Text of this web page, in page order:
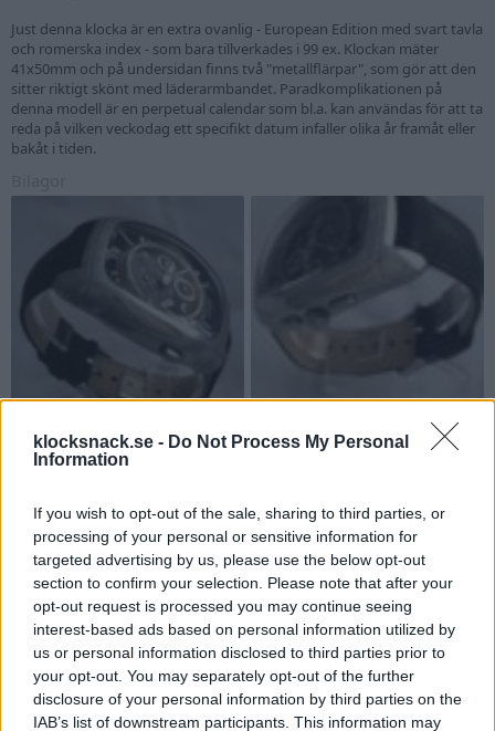
klocksnack.se - Do Not Process My Personal
Information
If you wish to opt-out of the sale, sharing to third parties, or
processing of your personal or sensitive information for
targeted advertising by us, please use the below opt-out
section to confirm your selection. Please note that after your
opt-out request is processed you may continue seeing
interest-based ads based on personal information utilized by
us or personal information disclosed to third parties prior to
your opt-out. You may separately opt-out of the further
disclosure of your personal information by third parties on the
IAB’s list of downstream participants. This information may
Just denna klocka är en extra ovanlig - European Edition med svart tavla
och romerska index - som bara tillverkades i 99 ex. Klockan mäter
41x50mm och på undersidan finns två "metallflärpar", som gör att den
sitter riktigt skönt med läderarmbandet. Paradkomplikationen på
denna modell är en perpetual calendar som bl.a. kan användas för att ta
reda på vilken veckodag ett specifikt datum infaller olika år framåt eller
bakåt i tiden.
Finnish Joe,Wasabi
kuma-kun
Guld
2 Januari 2020
Gillar dom där och dom inte hade varit så stora skulle jag säkerligen
köpt en.
kuma-kun
Guld